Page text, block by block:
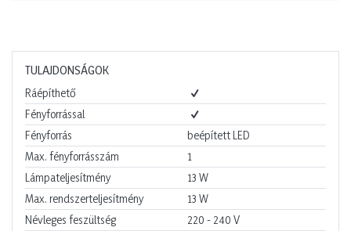
TULAJDONSÁGOK
Ráépíthető
Fényforrással
Fényforrás
beépített LED
Max. fényforrásszám
1
Lámpateljesítmény
13 W
Max. rendszerteljesítmény
13 W
Névleges feszültség
220 - 240 V